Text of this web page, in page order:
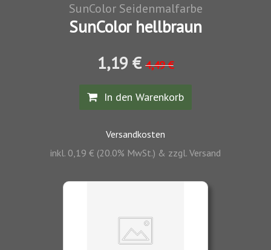
SunColor Seidenmalfarbe
SunColor hellbraun
1,19 €4,49 €
In den Warenkorb
Versandkosten
inkl. 0,19 € (20.0% MwSt.) & zzgl. Versand